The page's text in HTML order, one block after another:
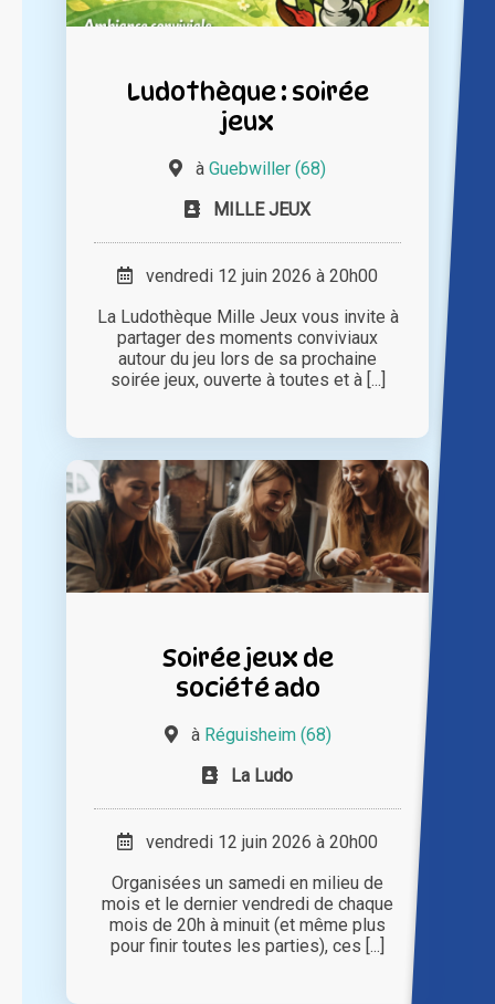
Ludothèque : soirée
jeux
à Guebwiller (68)
MILLE JEUX
vendredi 12 juin 2026 à 20h00
La Ludothèque Mille Jeux vous invite à
partager des moments conviviaux
autour du jeu lors de sa prochaine
soirée jeux, ouverte à toutes et à [...]
Soirée jeux de
société ado
à Réguisheim (68)
La Ludo
vendredi 12 juin 2026 à 20h00
Organisées un samedi en milieu de
mois et le dernier vendredi de chaque
mois de 20h à minuit (et même plus
pour finir toutes les parties), ces [...]